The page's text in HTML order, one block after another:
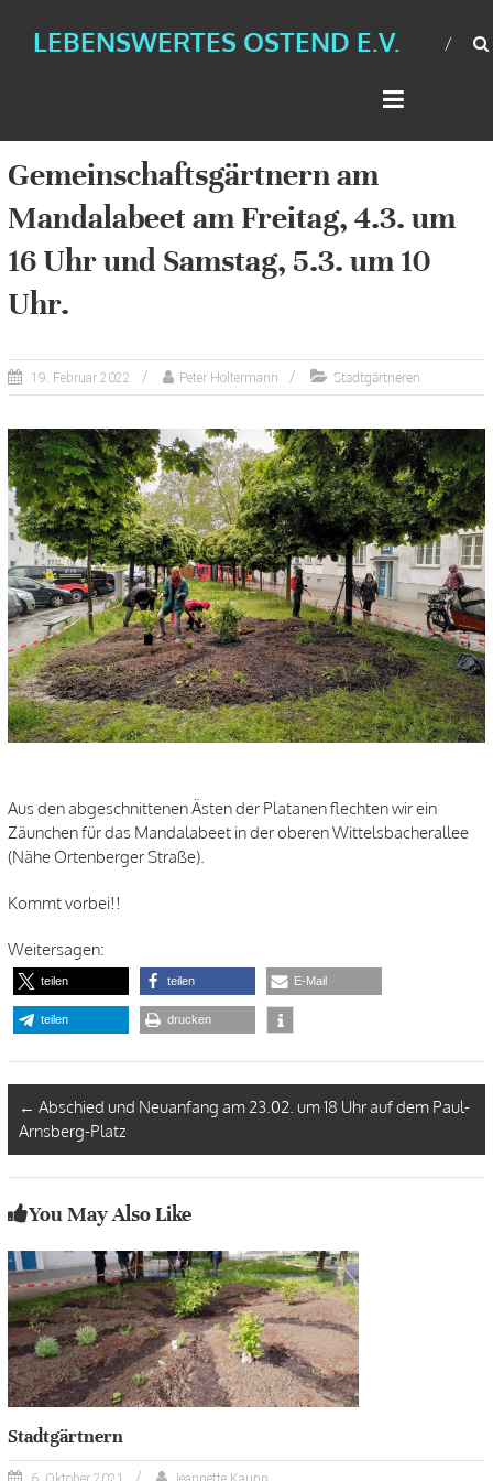
LEBENSWERTES OSTEND E.V.
Gemeinschaftsgärtnern am
Mandalabeet am Freitag, 4.3. um
16 Uhr und Samstag, 5.3. um 10
Uhr.
19. Februar 2022 Peter Holtermann Stadtgärtneren
Aus den abgeschnittenen Ästen der Platanen flechten wir ein
Zäunchen für das Mandalabeet in der oberen Wittelsbacherallee
(Nähe Ortenberger Straße).
Kommt vorbei!!
Weitersagen:
teilen teilen E-Mail
teilen drucken
← Abschied und Neuanfang am 23.02. um 18 Uhr auf dem Paul-
Arnsberg-Platz
You May Also Like
Stadtgärtnern